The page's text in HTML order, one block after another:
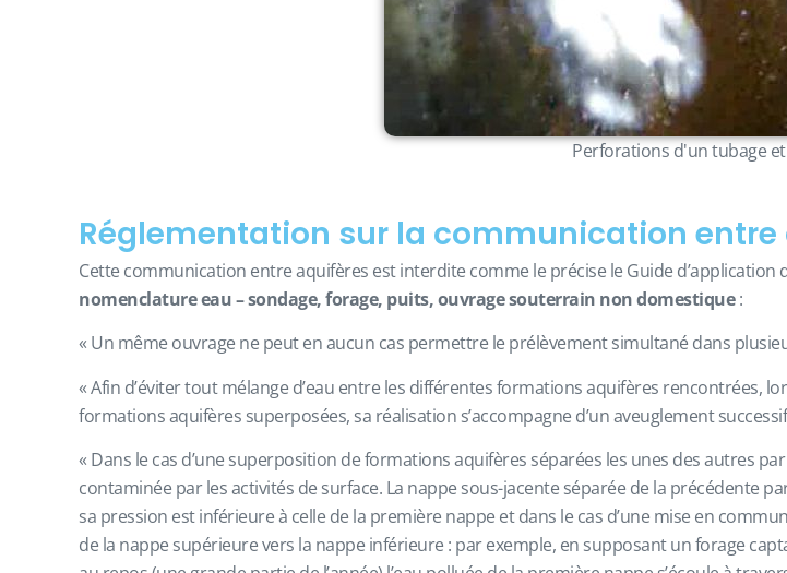
Perforations d'un tubage et
Réglementation sur la communication entre
Cette communication entre aquifères est interdite comme le précise le Guide
nomenclature eau – sondage, forage, puits, ouvrage souterrain non domestique:
« Un même ouvrage ne peut en aucun cas permettre le prélèvement simultané dans
« Afin d’éviter tout mélange d’eau entre les différentes formations aquifères rencontrées,
formations aquifères superposées, sa réalisation s’accompagne d’un aveuglement
« Dans le cas d’une superposition de formations aquifères séparées les unes des autres
contaminée par les activités de surface. La nappe sous-jacente séparée de la précédente
sa pression est inférieure à celle de la première nappe et dans le cas d’une mise en
de la nappe supérieure vers la nappe inférieure : par exemple, en supposant un forage